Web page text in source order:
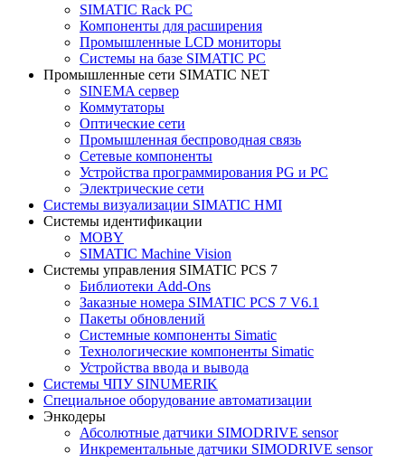
SIMATIC Rack PC
Компоненты для расширения
Промышленные LCD мониторы
Системы на базе SIMATIC PC
Промышленные сети SIMATIC NET
SINEMA сервер
Коммутаторы
Оптические сети
Промышленная беспроводная связь
Сетевые компоненты
Устройства программирования PG и PC
Электрические сети
Системы визуализации SIMATIC HMI
Системы идентификации
MOBY
SIMATIC Machine Vision
Системы управления SIMATIC PCS 7
Библиотеки Add-Ons
Заказные номера SIMATIC PCS 7 V6.1
Пакеты обновлений
Системные компоненты Simatic
Технологические компоненты Simatic
Устройства ввода и вывода
Системы ЧПУ SINUMERIK
Специальное оборудование автоматизации
Энкодеры
Абсолютные датчики SIMODRIVE sensor
Инкрементальные датчики SIMODRIVE sensor